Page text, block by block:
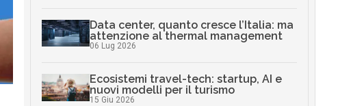
Data center, quanto cresce l’Italia: ma
attenzione al thermal management
06 Lug 2026
Ecosistemi travel-tech: startup, AI e
nuovi modelli per il turismo
15 Giu 2026